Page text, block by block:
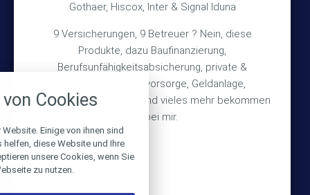
Gothaer, Hiscox, Inter & Signal Iduna
9 Versicherungen, 9 Betreuer ? Nein, diese
Produkte, dazu Baufinanzierung,
Berufsunfähigkeitsabsicherung, private &
betriebliche Altersvorsorge, Geldanlage,
Gebäudeversicherung und vieles mehr bekommen
Sie bei mir.
Wichtiges
Über mich
Bedarfsermittlung
Schadensmeldung
© 2026 Versicherungsmakler Haberkamp GmbH
Cookies
Einige von ihnen sind
diese Website und Ihre
unsere Cookies, wenn Sie
zu nutzen.
alle verwendeten Cookies und
zu blockieren.
Notwendig